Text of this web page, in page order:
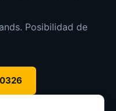
Posibilidad de